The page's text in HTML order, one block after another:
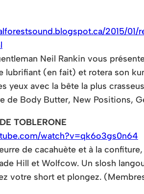
2015/01/
Neil Rankin vous
lubrifiant (en fait) et rotera son
yeux avec la bête la plus
de Body Butter, New Positions,
TOBLERONE
watch?v=qk6o3gs0n64
de cacahuète et à la
Hill et Wolfcow. Un slosh
votre short et plongez.